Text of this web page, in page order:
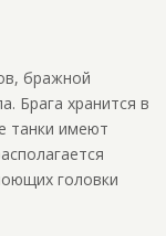
бражной
Брага хранится в
танки имеют
головки